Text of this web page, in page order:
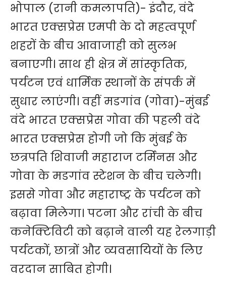
भोपाल (रानी कमलापति)- इंदौर, वंदे
भारत एक्सप्रेस एमपी के दो महत्वपूर्ण
शहरों के बीच आवाजाही को सुलभ
बनाएगी। साथ ही क्षेत्र में सांस्कृतिक,
पर्यटन एवं धार्मिक स्थानों के संपर्क में
सुधार लाएंगी। वहीं मडगांव (गोवा)-मुंबई
वंदे भारत एक्सप्रेस गोवा की पहली वंदे
भारत एक्सप्रेस होगी जो कि मुंबई के
छत्रपति शिवाजी महाराज टर्मिनस और
गोवा के मडगांव स्टेशन के बीच चलेगी।
इससे गोवा और महाराष्ट्र के पर्यटन को
बढ़ावा मिलेगा। पटना और रांची के बीच
कनेक्टिविटी को बढ़ाने वाली यह रेलगाड़ी
पर्यटकों, छात्रों और व्यवसायियों के लिए
वरदान साबित होगी।